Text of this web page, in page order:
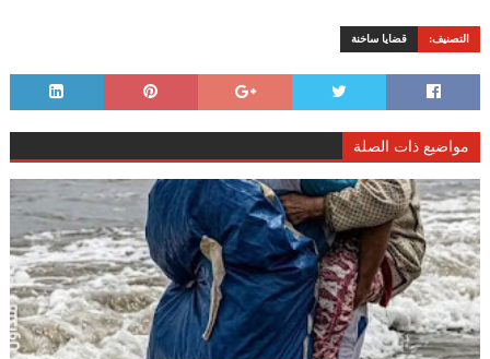
التصنيف: قضايا ساخنة
مواضيع ذات الصلة